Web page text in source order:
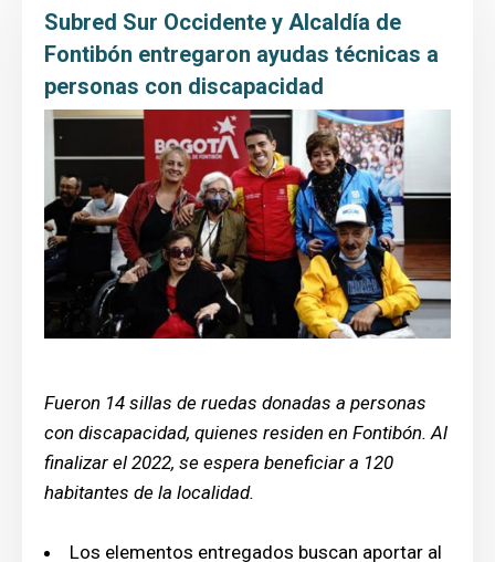
Entidad
Prensa
Educación al paciente
Subred Sur Occidente y Alcaldía de
Fontibón entregaron ayudas técnicas a
personas con discapacidad
Fueron 14 sillas de ruedas donadas a personas
con discapacidad, quienes residen en Fontibón. Al
finalizar el 2022, se espera beneficiar a 120
habitantes de la localidad.
Los elementos entregados buscan aportar al